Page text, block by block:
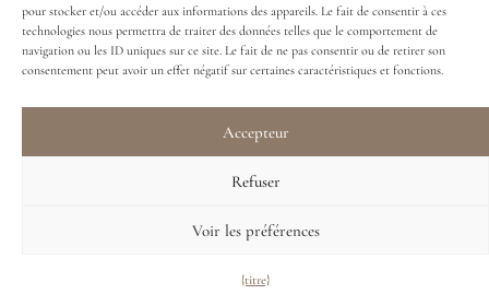
pour stocker et/ou accéder aux informations des appareils. Le fait de consentir à ces
technologies nous permettra de traiter des données telles que le comportement de
navigation ou les ID uniques sur ce site. Le fait de ne pas consentir ou de retirer son
consentement peut avoir un effet négatif sur certaines caractéristiques et fonctions.
Accepteur
Refuser
Voir les préférences
{titre}